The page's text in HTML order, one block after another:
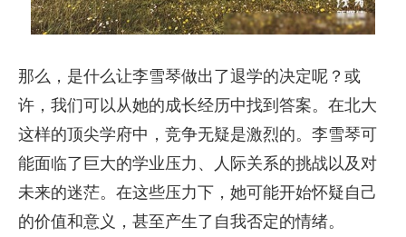
那么，是什么让李雪琴做出了退学的决定呢？或
许，我们可以从她的成长经历中找到答案。在北大
这样的顶尖学府中，竞争无疑是激烈的。李雪琴可
能面临了巨大的学业压力、人际关系的挑战以及对
未来的迷茫。在这些压力下，她可能开始怀疑自己
的价值和意义，甚至产生了自我否定的情绪。